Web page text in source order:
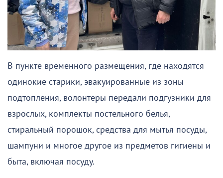
В пункте временного размещения, где находятся
одинокие старики, эвакуированные из зоны
подтопления, волонтеры передали подгузники для
взрослых, комплекты постельного белья,
стиральный порошок, средства для мытья посуды,
шампуни и многое другое из предметов гигиены и
быта, включая посуду.